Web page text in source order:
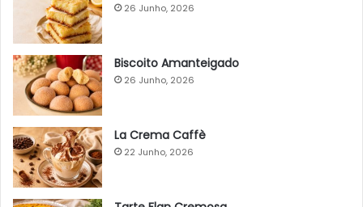
26 Junho, 2026
Biscoito Amanteigado
26 Junho, 2026
La Crema Caffè
22 Junho, 2026